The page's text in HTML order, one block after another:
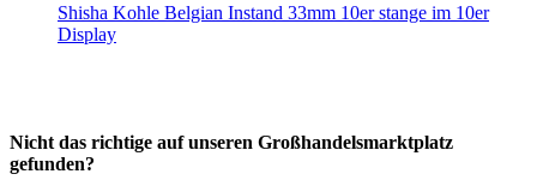
Shisha Kohle Belgian Instand 33mm 10er stange im 10er
Display
Nicht das richtige auf unseren Großhandelsmarktplatz
gefunden?